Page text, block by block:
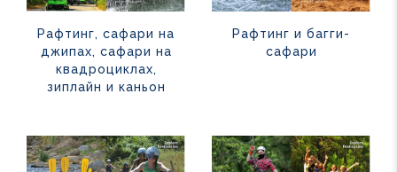
Рафтинг, сафари на
джипах, сафари на
квадроциклах,
зиплайн и каньон
Рафтинг и багги-
сафари